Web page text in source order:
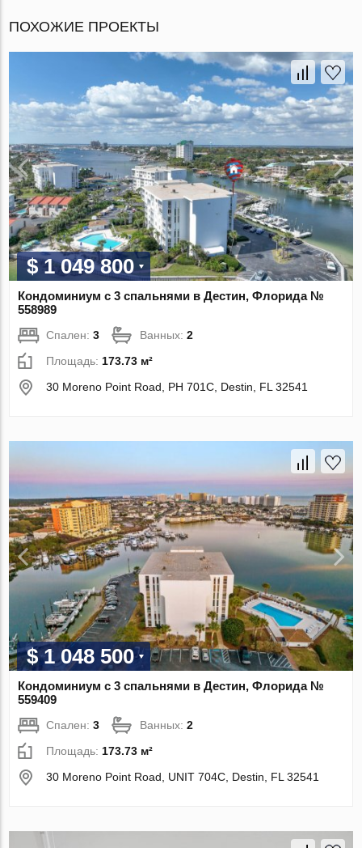
ПОХОЖИЕ ПРОЕКТЫ
$ 1 049 800
Кондоминиум с 3 спальнями в Дестин, Флорида №
558989
Спален:3 Ванных:2
Площадь:173.73 м²
30 Moreno Point Road, PH 701C, Destin, FL 32541
$ 1 048 500
Кондоминиум с 3 спальнями в Дестин, Флорида №
559409
Спален:3 Ванных:2
Площадь: 173.73 м²
30 Moreno Point Road, UNIT 704C, Destin, FL 32541